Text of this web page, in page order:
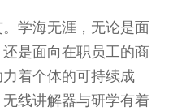
学海无涯，无论是面
是面向在职员工的商
着个体的可持续成
线讲解器与研学有着